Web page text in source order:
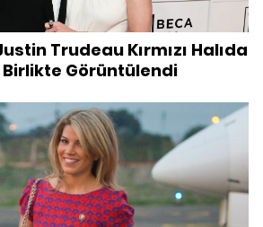
Trudeau Kırmızı Halıda
Birlikte Görüntülendi